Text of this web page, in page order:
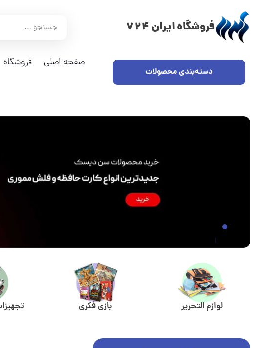
فروشگاه ایران 724
دسته‌بندی محصولات
صفحه اصلی فروشگاه
لوازم التحریر بازی فکری